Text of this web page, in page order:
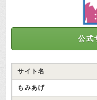
公式
サイト名
もみあげ